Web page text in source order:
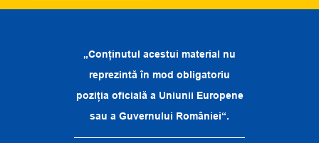
„Conținutul acestui material nu
reprezintă în mod obligatoriu
poziția oficială a Uniunii Europene
sau a Guvernului României“.